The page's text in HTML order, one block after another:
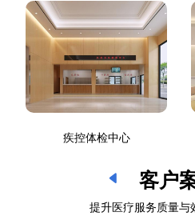
疾控体检中心
客户
提升医疗服务质量与